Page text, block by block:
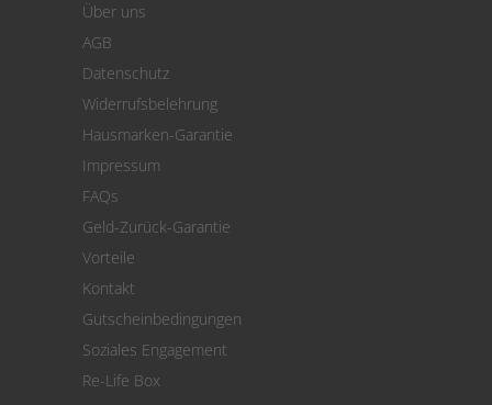
Cookie Einstellungen
Über uns
AGB
Datenschutz
Widerrufsbelehrung
Hausmarken-Garantie
Impressum
FAQs
Geld-Zurück-Garantie
Vorteile
Kontakt
Gutscheinbedingungen
Soziales Engagement
Re-Life Box